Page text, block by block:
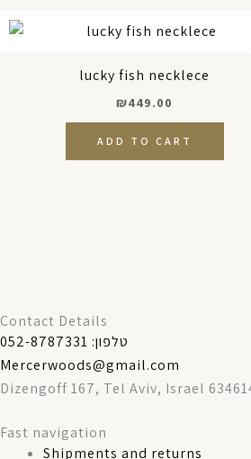
lucky fish necklece
₪449.00
ADD TO CART
Contact Details
טלפון: 052-8787331
Mercerwoods@gmail.com
Dizengoff 167, Tel Aviv, Israel
Fast navigation
Shipments and returns